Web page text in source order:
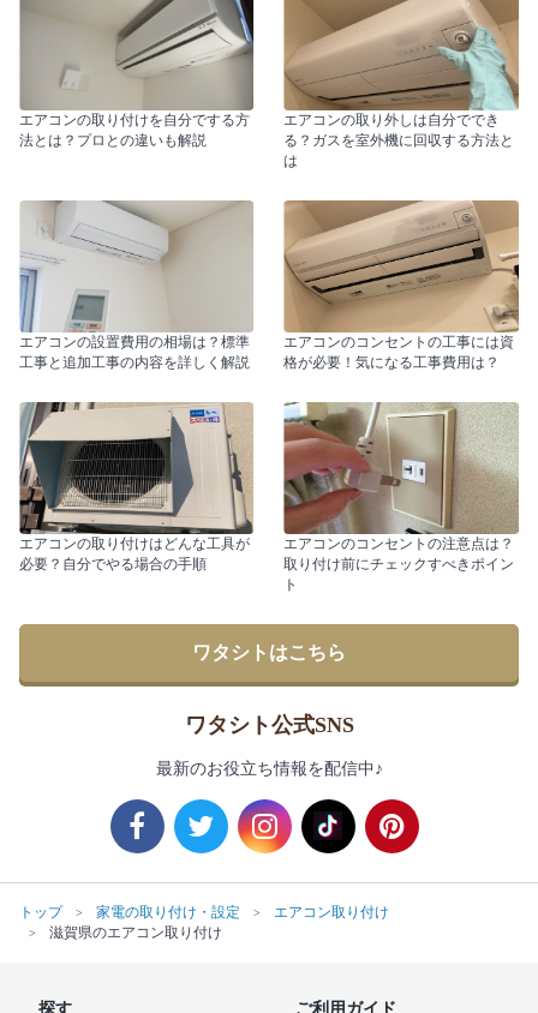
エアコンの取り付けを自分でする方
法とは？プロとの違いも解説
エアコンの取り外しは自分ででき
る？ガスを室外機に回収する方法と
は
エアコンの設置費用の相場は？標準
工事と追加工事の内容を詳しく解説
エアコンのコンセントの工事には資
格が必要！気になる工事費用は？
エアコンの取り付けはどんな工具が
必要？自分でやる場合の手順
エアコンのコンセントの注意点は？
取り付け前にチェックすべきポイン
ト
ワタシトはこちら
ワタシト公式SNS
最新のお役立ち情報を配信中♪
トップ 家電の取り付け・設定
エアコン取り付け
滋賀県のエアコン取り付け
探す ご利用ガイド